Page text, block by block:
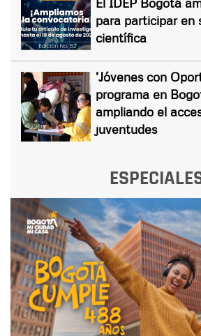
para participar en
científica
'Jóvenes con
programa en
ampliando el
juventudes